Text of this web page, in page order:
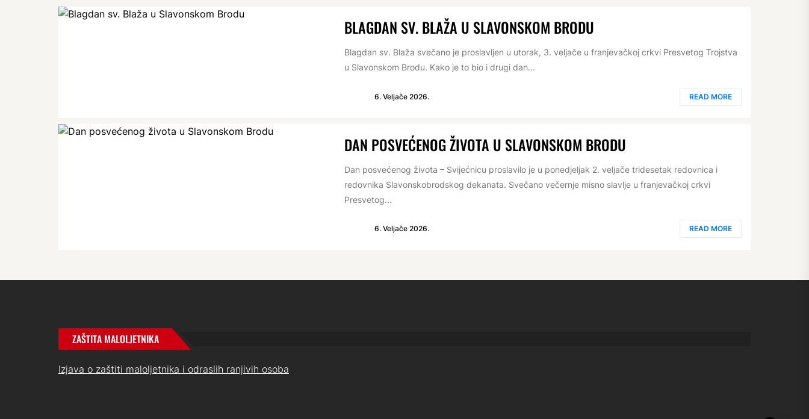
BLAGDAN SV. BLAŽA U SLAVONSKOM BRODU
Blagdan sv. Blaža svečano je proslavljen u utorak, 3. veljače u franjevačkoj crkvi Presvetog Trojstva
u Slavonskom Brodu. Kako je to bio i drugi dan...
6. Veljače 2026. READ MORE
DAN POSVEĆENOG ŽIVOTA U SLAVONSKOM BRODU
Dan posvećenog života – Svijećnicu proslavilo je u ponedjeljak 2. veljače tridesetak redovnica i
redovnika Slavonskobrodskog dekanata. Svečano večernje misno slavlje u franjevačkoj crkvi
Presvetog...
6. Veljače 2026. READ MORE
ZAŠTITA MALOLJETNIKA
Izjava o zaštiti maloljetnika i odraslih ranjivih osoba